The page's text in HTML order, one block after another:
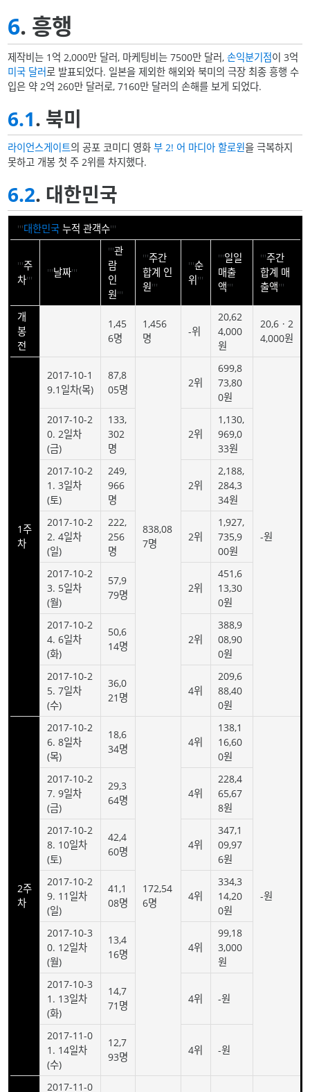
6. 흥행
제작비는 1억 2,000만 달러, 마케팅비는 7500만 달러,손익분기점이 3억
미국 달러로 발표되었다. 일본을 제외한 해외와 북미의 극장 최종 흥행 수
입은 약 2억 260만 달러로, 7160만 달러의 손해를 보게 되었다.
6.1. 북미
라이언스게이트의 공포 코미디 영화부 2! 어 마디아 할로윈을 극복하지
못하고 개봉 첫 주 2위를 차지했다.
6.2. 대한민국
'''대한민국누적 관객수'''
'''주
차'''
'''날짜'''
'''관
람
인
원'''
'''주간
합계 인
원'''
'''순
위'''
'''일일
매출
액'''
'''주간
합계 매
출액'''
개
봉
전
1,45
6명
1,456
명
-위
20,62
4,000
원
20,6ㆍ2
4,000원
1주
차
2017-10-1
9.1일차(목)
87,8
05명
838,08
7명
2위
699,8
73,80
0원
-원
2017-10-2
0. 2일차
(금)
133,
302
명
2위
1,130,
969,0
33원
2017-10-2
1. 3일차
(토)
249,
966
명
2위
2,188,
284,3
34원
2017-10-2
2. 4일차
(일)
222,
256
명
2위
1,927,
735,9
00원
2017-10-2
3. 5일차
(월)
57,9
79명
2위
451,6
13,30
0원
2017-10-2
4. 6일차
(화)
50,6
14명
2위
388,9
08,90
0원
2017-10-2
5. 7일차
(수)
36,0
21명
4위
209,6
88,40
0원
2주
차
2017-10-2
6. 8일차
(목)
18,6
34명
172,54
6명
4위
138,1
16,60
0원
-원
2017-10-2
7. 9일차
(금)
29,3
64명
4위
228,4
65,67
8원
2017-10-2
8. 10일차
(토)
42,4
60명
4위
347,1
09,97
6원
2017-10-2
9. 11일차
(일)
41,1
08명
4위
334,3
14,20
0원
2017-10-3
0. 12일차
(월)
13,4
16명
4위
99,18
3,000
원
2017-10-3
1. 13일차
(화)
14,7
71명
4위 -원
2017-11-0
1. 14일차
(수)
12,7
93명
4위 -원
2017-11-0